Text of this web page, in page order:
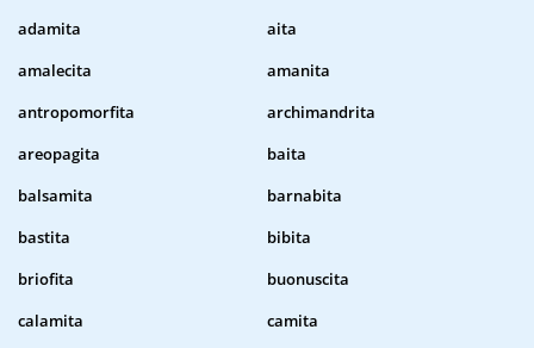
adamita
aita
amalecita
amanita
antropomorfita
archimandrita
areopagita
baita
balsamita
barnabita
bastita
bibita
briofita
buonuscita
calamita
camita